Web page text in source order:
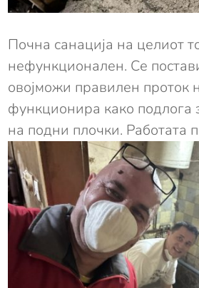
Почна санација на целиот
нефункционален. Се
овојможи правилен проток
функционира како подлога
на подни плочки. Работата